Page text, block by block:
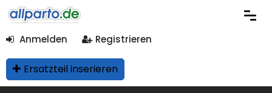
Anmelden Registrieren
Ersatzteil inserieren